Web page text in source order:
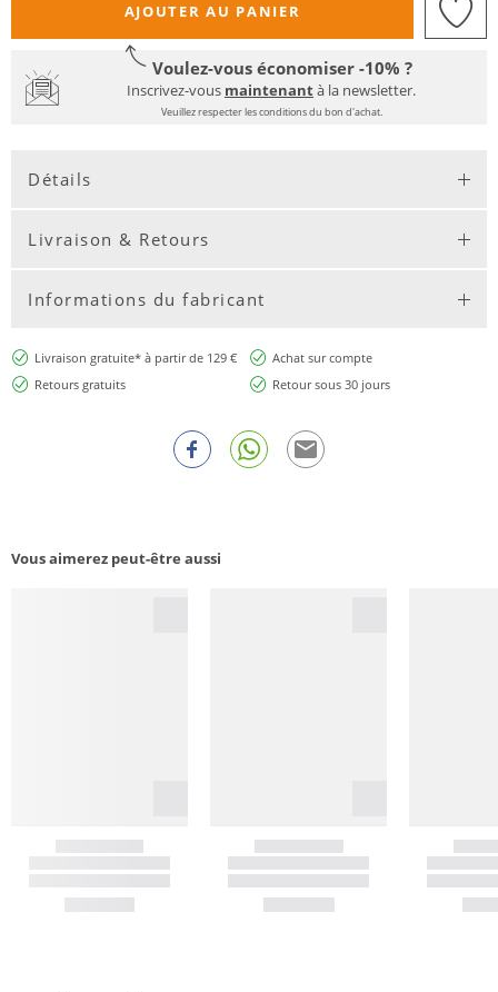
AJOUTER AU PANIER
Voulez-vous économiser -10% ?
Inscrivez-vous maintenantà la newsletter.
Veuillez respecter les conditions du bon d'achat.
Détails
Livraison & Retours
Informations du fabricant
Livraison gratuite* à partir de 129 €
Achat sur compte
Retours gratuits
Retour sous 30 jours
Vous aimerez peut-être aussi